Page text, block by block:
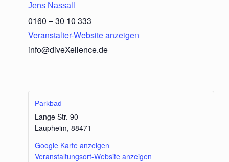
Jens Nassall
0160 – 30 10 333
Veranstalter-Website anzeigen
info@diveXellence.de
Parkbad
Lange Str. 90
Laupheim, 88471
Google Karte anzeigen
Veranstaltungsort-Website anzeigen